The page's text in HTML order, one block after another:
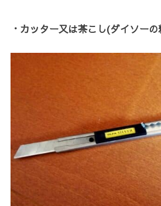
・カッター又は茶こし(ダイソーの